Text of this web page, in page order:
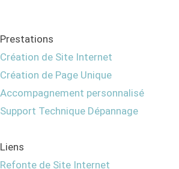
Prestations
Création de Site Internet
Création de Page Unique
Accompagnement personnalisé
Support Technique Dépannage
Liens
Refonte de Site Internet